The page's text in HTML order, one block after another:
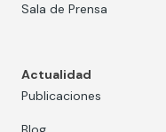
Sala de Prensa
Actualidad
Publicaciones